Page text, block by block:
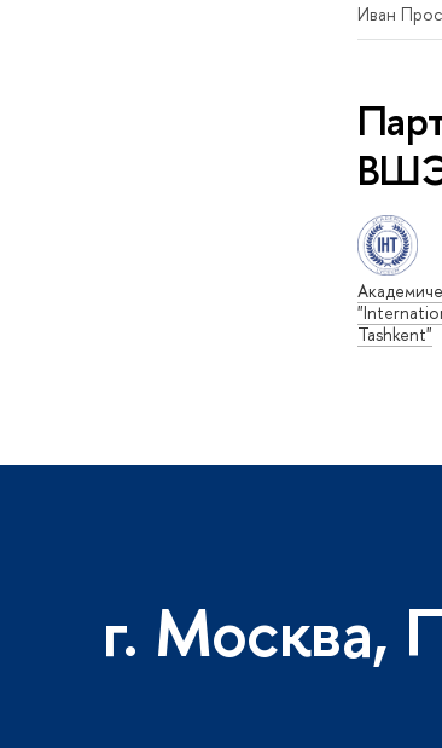
Иван
ВШЭ
Tashkent"
г. Москва,